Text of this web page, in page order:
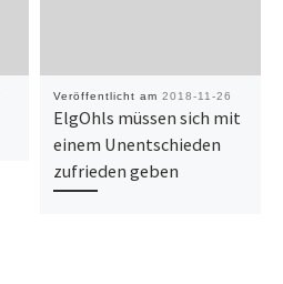
Veröffentlicht am 2018-11-26
ElgOhls müssen sich mit
einem Unentschieden
zufrieden geben